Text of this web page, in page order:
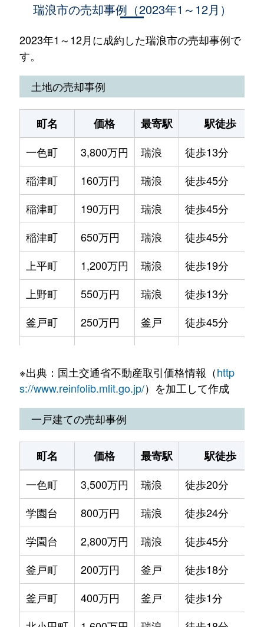
瑞浪市の売却事例（2023年1～12月）
2023年1～12月に成約した瑞浪市の売却事例で
す。
土地の売却事例
町名 価格 最寄駅
駅徒歩
一色町
3,800万円 瑞浪
徒歩13分
稲津町
160万円 瑞浪
徒歩45分
稲津町
190万円 瑞浪
徒歩45分
稲津町
650万円 瑞浪
徒歩45分
上平町
1,200万円 瑞浪
徒歩19分
上野町
550万円 瑞浪
徒歩13分
釜戸町
250万円 釜戸
徒歩45分
北小田町
1,300万円 瑞浪
徒歩23分
陶町
300万円 瑞浪
徒歩2時間
陶町
120万円 瑞浪
徒歩2時間
須野志町
1,000万円 瑞浪
徒歩14分
樽上町
500万円 瑞浪
徒歩13分
土岐町
60万円 瑞浪
徒歩19分
土岐町
1,500万円 瑞浪
徒歩4分
土岐町
370万円 瑞浪
徒歩4分
土岐町
200万円 瑞浪
徒歩25分
※出典：国土交通省不動産取引価格情報（http
s://www.reinfolib.mlit.go.jp/）を加工して作成
一戸建ての売却事例
町名 価格 最寄駅
駅徒歩
一色町
3,500万円 瑞浪
徒歩20分
学園台
800万円 瑞浪
徒歩24分
学園台
2,800万円 瑞浪
徒歩45分
釜戸町
200万円 釜戸
徒歩18分
釜戸町
400万円 釜戸
徒歩1分